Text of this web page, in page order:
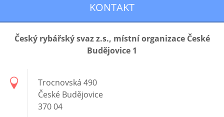
KONTAKT
Český rybářský svaz z.s., místní organizace České
Budějovice 1
Trocnovská 490
České Budějovice
370 04